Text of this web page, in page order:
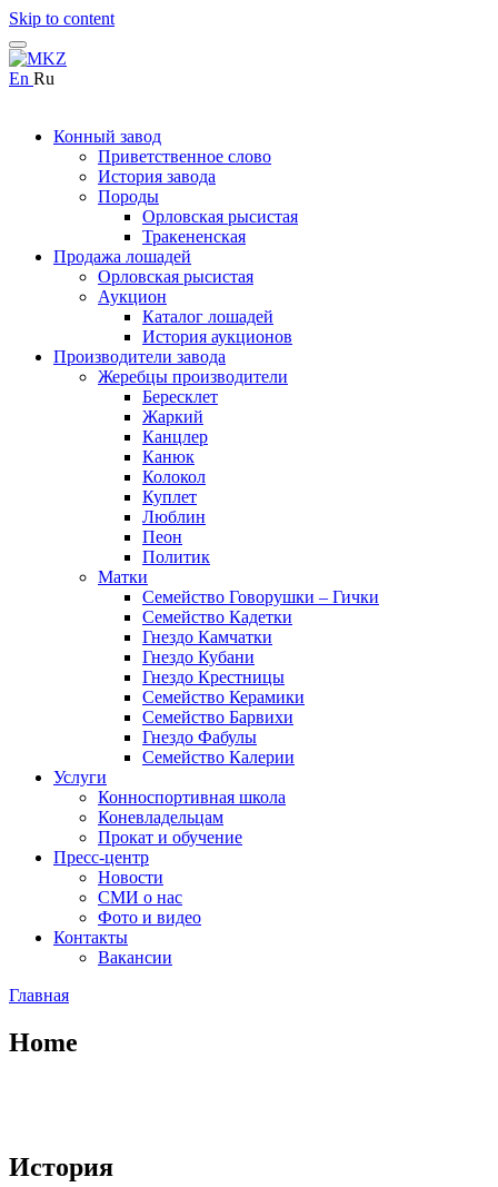
Skip to content
En Ru
Конный завод
Приветственное слово
История завода
Породы
Орловская рысистая
Тракененская
Продажа лошадей
Орловская рысистая
Аукцион
Каталог лошадей
История аукционов
Производители завода
Жеребцы производители
Бересклет
Жаркий
Канцлер
Канюк
Колокол
Куплет
Люблин
Пеон
Политик
Матки
Семейство Говорушки – Гички
Семейство Кадетки
Гнездо Камчатки
Гнездо Кубани
Гнездо Крестницы
Семейство Керамики
Семейство Барвихи
Гнездо Фабулы
Семейство Калерии
Услуги
Конноспортивная школа
Коневладельцам
Прокат и обучение
Пресс-центр
Новости
СМИ о нас
Фото и видео
Контакты
Вакансии
Главная
Home
История